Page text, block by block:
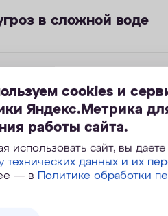
в сложной воде
и Fe3+
можно пить без
cookies и
Яндекс.Метрика
работы сайта.
использовать сайт, вы даете
технических данных и их
— в Политике обработки